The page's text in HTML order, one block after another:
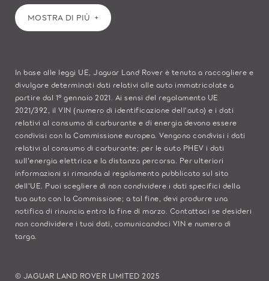
MOSTRA DI PIÙ
In base alle leggi UE, Jaguar Land Rover è tenuta a raccogliere e
divulgare determinati dati relativi alle auto immatricolate a
partire dal 1° gennaio 2021. Ai sensi del regolamento UE
2021/392, il VIN (numero di identificazione dell'auto) e i dati
relativi al consumo di carburante e di energia devono essere
condivisi con la Commissione europea. Vengono condivisi i dati
relativi al consumo di carburante; per le auto PHEV i dati
sull'energia elettrica e la distanza percorsa. Per ulteriori
informazioni si rimanda al regolamento pubblicato sul sito
dell'UE . Puoi scegliere di non condividere i dati specifici della
tua auto con la Commissione; a tal fine, devi produrre una
notifica di rinuncia entro la fine di marzo. Contattaci se desideri
non condividere i tuoi dati, comunicandoci VIN e numero di
targa.
© JAGUAR LAND ROVER LIMITED 2025